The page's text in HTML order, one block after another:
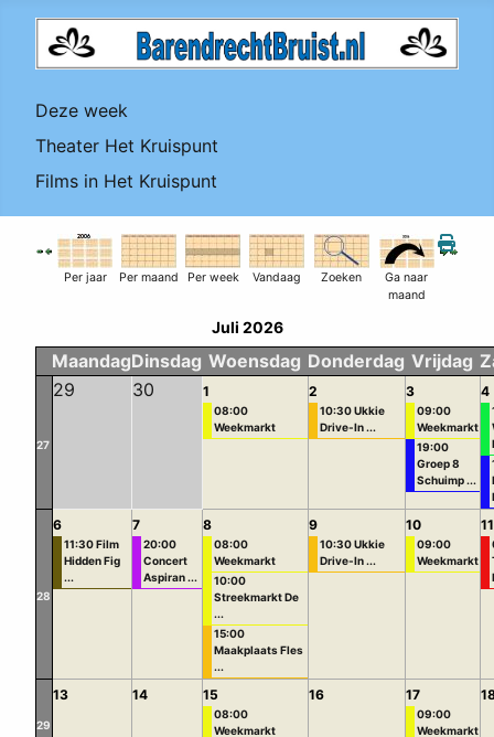
Deze week
Theater Het Kruispunt
Films in Het Kruispunt
Per jaar Per maand Per week Vandaag Zoeken
Ga naar
maand
Juli 2026
MaandagDinsdag Woensdag Donderdag Vrijdag
27
29 30 1
08:00
Weekmarkt
2
10:30 Ukkie
Drive-In ...
3
09:00
Weekmarkt
19:00
Groep 8
Schuimp ...
4
28
6
11:30 Film
Hidden Fig
...
7
20:00
Concert
Aspiran ...
8
08:00
Weekmarkt
10:00
Streekmarkt De
...
15:00
Maakplaats Fles
...
9
10:30 Ukkie
Drive-In ...
10
09:00
Weekmarkt
11
29
13 14 15
08:00
Weekmarkt
16 17
09:00
Weekmarkt